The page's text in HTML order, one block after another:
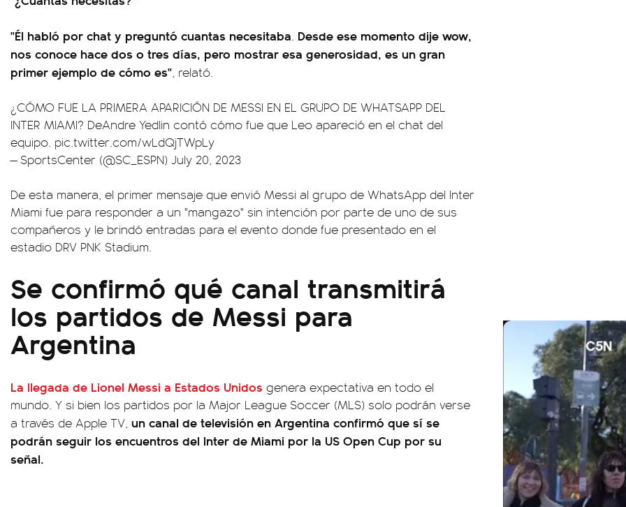
"Él habló por chat y preguntó cuantas necesitaba. Desde ese momento dije wow,
nos conoce hace dos o tres días, pero mostrar esa generosidad, es un gran
primer ejemplo de cómo es", relató.
¿CÓMO FUE LA PRIMERA APARICIÓN DE MESSI EN EL GRUPO DE WHATSAPP DEL
INTER MIAMI? DeAndre Yedlin contó cómo fue que Leo apareció en el chat del
equipo. pic.twitter.com/wLdQjTWpLy
— SportsCenter (@SC_ESPN) July 20, 2023
De esta manera, el primer mensaje que envió Messi al grupo de WhatsApp del Inter
Miami fue para responder a un "mangazo" sin intención por parte de uno de sus
compañeros y le brindó entradas para el evento donde fue presentado en el
estadio DRV PNK Stadium.
Se confirmó qué canal transmitirá
los partidos de Messi para
Argentina
La llegada de Lionel Messi a Estados Unidos genera expectativa en todo el
mundo. Y si bien los partidos por la Major League Soccer (MLS) solo podrán verse
a través de Apple TV, un canal de televisión en Argentina confirmó que sí se
podrán seguir los encuentros del Inter de Miami por la US Open Cup por su
señal.